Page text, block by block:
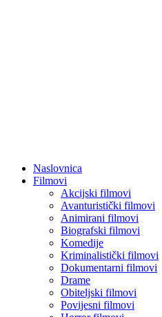
Naslovnica
Filmovi
Akcijski filmovi
Avanturistički filmovi
Animirani filmovi
Biografski filmovi
Komedije
Kriminalistički filmovi
Dokumentarni filmovi
Drame
Obiteljski filmovi
Povijesni filmovi